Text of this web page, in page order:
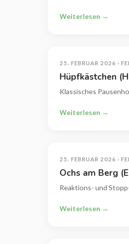
Weiterlesen →
25. FEBRUAR 2026 ·
Hüpfkästchen
Klassisches
Weiterlesen →
25. FEBRUAR 2026 ·
Ochs am Berg
Reaktions- und
Weiterlesen →